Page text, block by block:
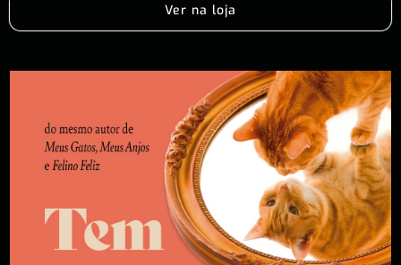
Ver na loja